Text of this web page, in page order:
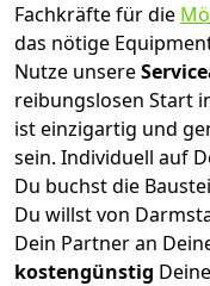
Fachkräfte für die
das nötige
Nutze unsere
reibungslosen Start
ist einzigartig und
sein. Individuell auf
Du buchst die
Du willst von
Dein Partner an
kostengünstig